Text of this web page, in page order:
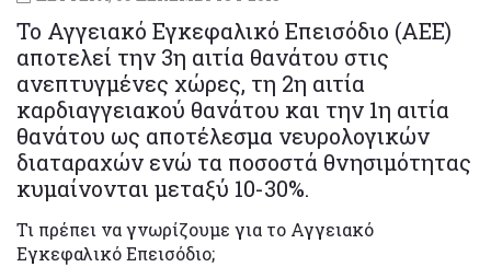
Το Αγγειακό Εγκεφαλικό Επεισόδιο (ΑΕΕ)
αποτελεί την 3η αιτία θανάτου στις
ανεπτυγμένες χώρες, τη 2η αιτία
καρδιαγγειακού θανάτου και την 1η αιτία
θανάτου ως αποτέλεσμα νευρολογικών
διαταραχών ενώ τα ποσοστά θνησιμότητας
κυμαίνονται μεταξύ 10-30%.
Τι πρέπει να γνωρίζουμε για το Αγγειακό
Εγκεφαλικό Επεισόδιο;